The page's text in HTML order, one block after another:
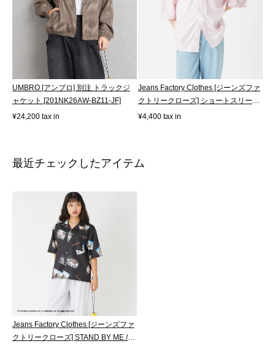
UMBRO [アンブロ] 別注 トラックジ
ャケット [201NK26AW-BZ11-JF]
¥24,200 tax in
Jeans Factory Clothes [ジーンズファ
クトリークローズ] ショートスリー
ブ...
¥4,400 tax in
最近チェックしたアイテム
Jeans Factory Clothes [ジーンズファ
クトリークローズ] STAND BY ME /